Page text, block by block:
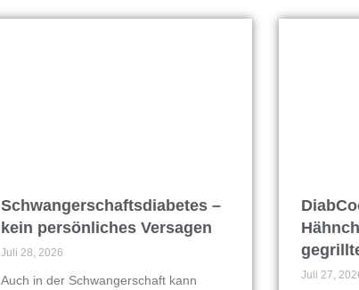
Schwangerschaftsdiabetes –
kein persönliches Versagen
Juli 28, 2026
Auch in der Schwangerschaft kann
Juli 27,